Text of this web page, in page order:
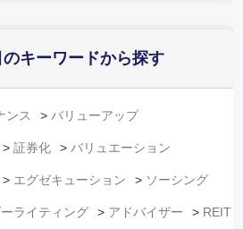
のキーワードから探す
ンス バリューアップ
証券化 バリュエーション
エグゼキューション ソーシング
ライティング アドバイザー REIT